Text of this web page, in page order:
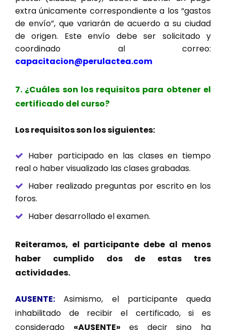
extra únicamente correspondiente a los “gastos
de envío”, que variarán de acuerdo a su ciudad
de origen. Este envío debe ser solicitado y
coordinado al correo:
capacitacion@perulactea.com
7. ¿Cuáles son los requisitos para obtener el
certificado del curso?
Los requisitos son los siguientes:
Haber participado en las clases en tiempo
real o haber visualizado las clases grabadas.
Haber realizado preguntas por escrito en los
foros.
Haber desarrollado el examen.
Reiteramos, el participante debe al menos
haber cumplido dos de estas tres
actividades.
AUSENTE: Asimismo, el participante queda
inhabilitado de recibir el certificado, si es
considerado «AUSENTE» es decir sino ha